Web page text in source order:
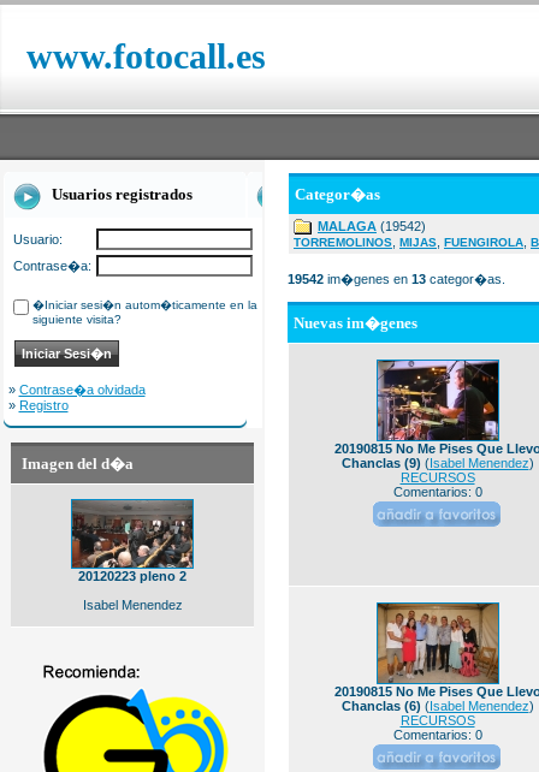
www.fotocall.es
Usuarios registrados
Usuario:
Contrase�a:
�Iniciar sesi�n autom�ticamente en la
siguiente visita?
» Contrase�a olvidada
» Registro
Imagen del d�a
20120223 pleno 2
Isabel Menendez
Categor�as
MALAGA (19542)
TORREMOLINOS MIJAS FUENGIROLA
19542 im�genes en 13 categor�as.
Nuevas im�genes
20190815 No Me Pises Que
Chanclas (9) (Isabel Menendez)
RECURSOS
Comentarios: 0
20190815 No Me Pises Que
Chanclas (6) (Isabel Menendez)
RECURSOS
Comentarios: 0